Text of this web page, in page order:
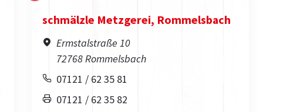
schmälzle Metzgerei, Rommelsbach
Ermstalstraße 10
72768 Rommelsbach
07121 / 62 35 81
07121 / 62 35 82